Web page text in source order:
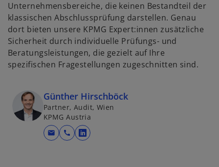
Unternehmensbereiche, die keinen Bestandteil der
klassischen Abschlussprüfung darstellen. Genau
dort bieten unsere KPMG Expert:innen zusätzliche
Sicherheit durch individuelle Prüfungs- und
Beratungsleistungen, die gezielt auf Ihre
spezifischen Fragestellungen zugeschnitten sind.
Günther Hirschböck
Partner, Audit, Wien
KPMG Austria
mail call
w